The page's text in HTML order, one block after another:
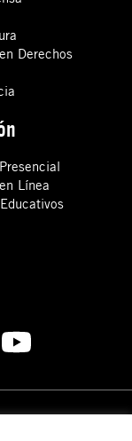
Derechos
Línea